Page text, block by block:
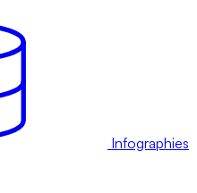
Infographies